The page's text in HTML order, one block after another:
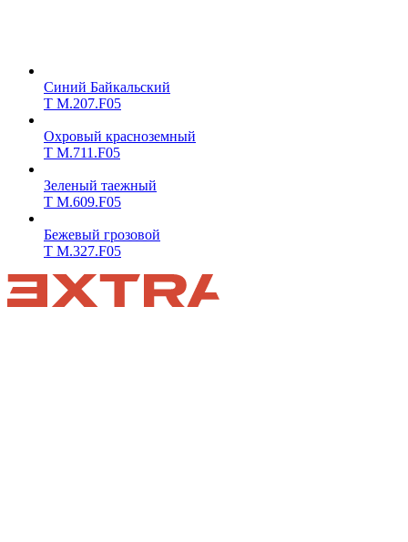
Синий Байкальский
T M.207.F05
Охровый красноземный
T M.711.F05
Зеленый таежный
T M.609.F05
Бежевый грозовой
T M.327.F05